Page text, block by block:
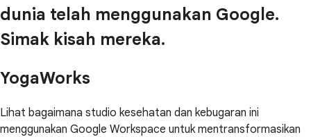
dunia telah menggunakan Google.
Simak kisah mereka.
YogaWorks
Lihat bagaimana studio kesehatan dan kebugaran ini
menggunakan Google Workspace untuk mentransformasikan